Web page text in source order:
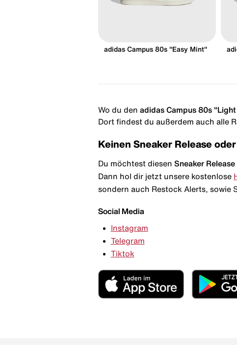
adidas Campus 80s "Easy Mint"
Wo du den adidas Campus 80s
Dort findest du außerdem auch alle
Keinen Sneaker Release
Du möchtest diesen Sneaker Release
Dann hol dir jetzt unsere kostenlose
sondern auch Restock Alerts, sowie
Social Media
Instagram
Telegram
Tiktok